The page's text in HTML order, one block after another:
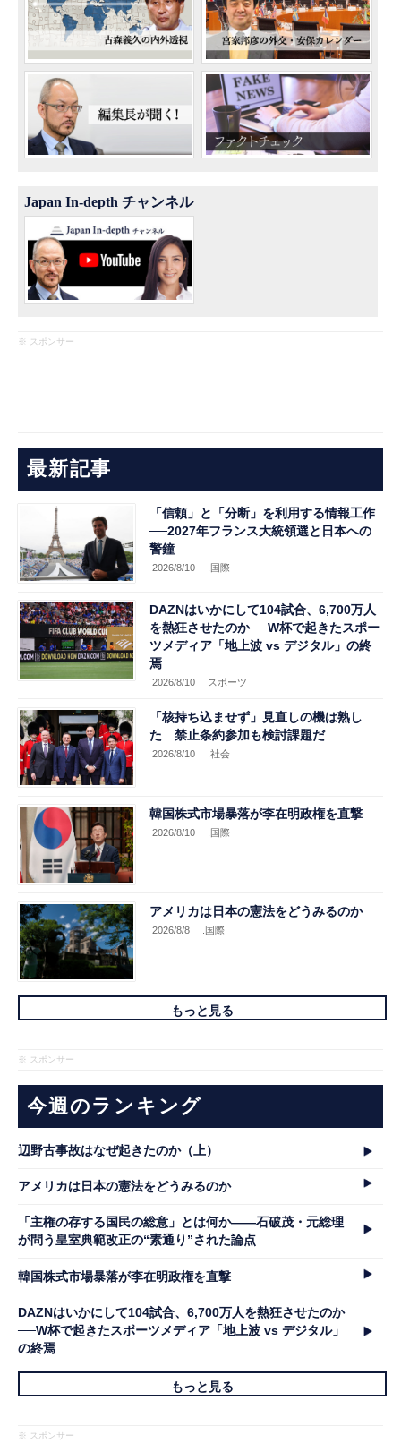
Japan In-depth チャンネル
※ スポンサー
最新記事
「信頼」と「分断」を利用する情報工作
──2027年フランス大統領選と日本への
警鐘
2026/8/10 .国際
DAZNはいかにして104試合、6,700万人
を熱狂させたのか──W杯で起きたスポー
ツメディア「地上波 vs デジタル」の終
焉
2026/8/10 スポーツ
「核持ち込ませず」見直しの機は熟し
た 禁止条約参加も検討課題だ
2026/8/10 .社会
韓国株式市場暴落が李在明政権を直撃
2026/8/10 .国際
アメリカは日本の憲法をどうみるのか
2026/8/8 .国際
もっと見る
※ スポンサー
今週のランキング
辺野古事故はなぜ起きたのか（上）
アメリカは日本の憲法をどうみるのか
「主権の存する国民の総意」とは何か――石破茂・元総理
が問う皇室典範改正の“素通り”された論点
韓国株式市場暴落が李在明政権を直撃
DAZNはいかにして104試合、6,700万人を熱狂させたのか
──W杯で起きたスポーツメディア「地上波 vs デジタル」
の終焉
もっと見る
※ スポンサー